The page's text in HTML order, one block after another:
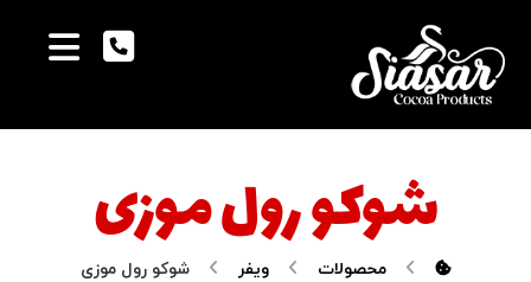
شوکو رول موزی
محصولات ویفر شوکو رول موزی